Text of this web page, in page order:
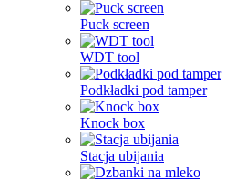
Puck screen
WDT tool
Podkładki pod tamper
Knock box
Stacja ubijania